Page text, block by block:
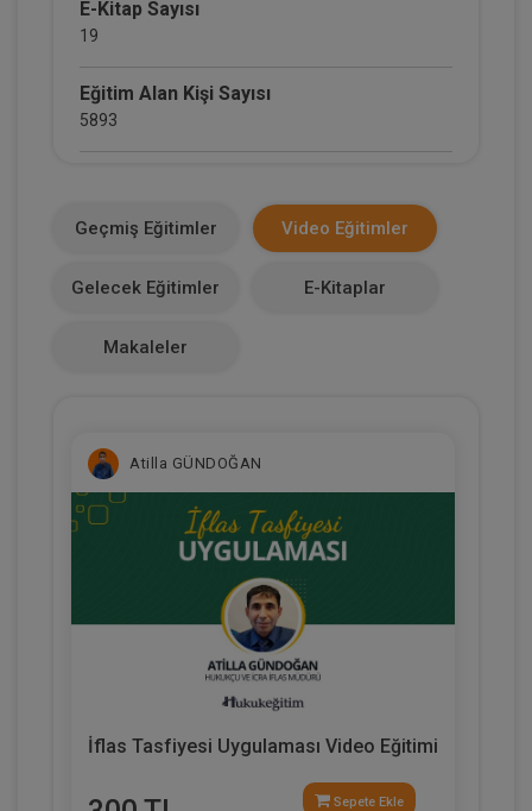
E-Kitap Sayısı
19
Eğitim Alan Kişi Sayısı
5893
0
Geçmiş Eğitimler Video Eğitimler
Gelecek Eğitimler E-Kitaplar
Makaleler
Atilla GÜNDOĞAN
İflas Tasfiyesi Uygulaması Video Eğitimi
Sepete Ekle